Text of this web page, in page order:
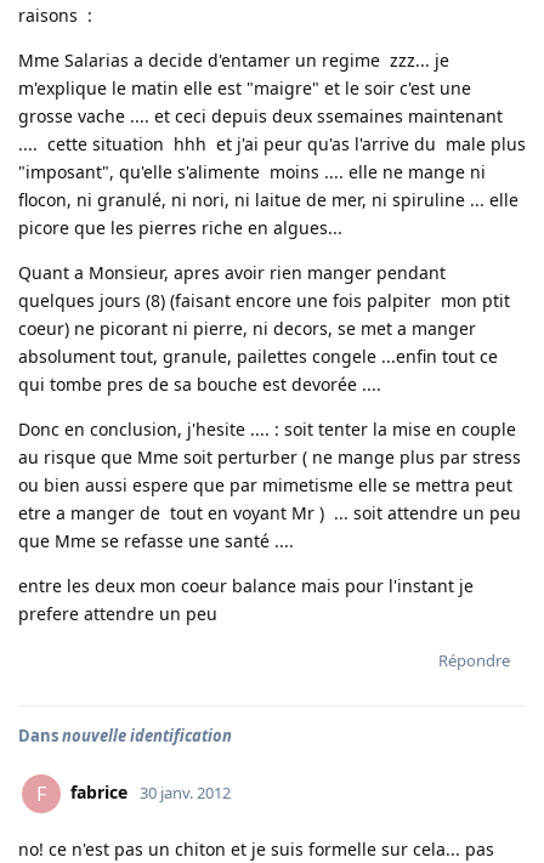
raisons :
Mme Salarias a decide d'entamer un regime zzz... je
m'explique le matin elle est "maigre" et le soir c'est une
grosse vache .... et ceci depuis deux ssemaines maintenant
.... cette situation hhh et j'ai peur qu'as l'arrive du male plus
"imposant", qu'elle s'alimente moins .... elle ne mange ni
flocon, ni granulé, ni nori, ni laitue de mer, ni spiruline ... elle
picore que les pierres riche en algues...
Quant a Monsieur, apres avoir rien manger pendant
quelques jours (8) (faisant encore une fois palpiter mon ptit
coeur) ne picorant ni pierre, ni decors, se met a manger
absolument tout, granule, pailettes congele ...enfin tout ce
qui tombe pres de sa bouche est devorée ....
Donc en conclusion, j'hesite .... : soit tenter la mise en couple
au risque que Mme soit perturber ( ne mange plus par stress
ou bien aussi espere que par mimetisme elle se mettra peut
etre a manger de tout en voyant Mr ) ... soit attendre un peu
que Mme se refasse une santé ....
entre les deux mon coeur balance mais pour l'instant je
prefere attendre un peu
Répondre
Dansnouvelle identification
F fabrice 30 janv. 2012
no! ce n'est pas un chiton et je suis formelle sur cela... pas